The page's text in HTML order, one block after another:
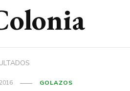
GOLAZOS